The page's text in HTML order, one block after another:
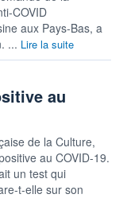
COVID
aux Pays-Bas, a
... Lire la suite
au
de la Culture,
au COVID-19.
un test qui
t-elle sur son